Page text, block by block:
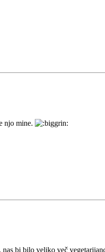
njo mine.
bi bilo veliko več